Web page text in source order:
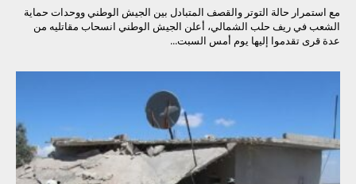
مع استمرار حالة التوتر والقصف المتبادل بين الجيش الوطني ووحدات حماية
الشعب في ريف حلب الشمالي، أعلن الجيش الوطني انسحاب مقاتليه من
عدة قرى تقدموا إليها يوم أمس السبت...